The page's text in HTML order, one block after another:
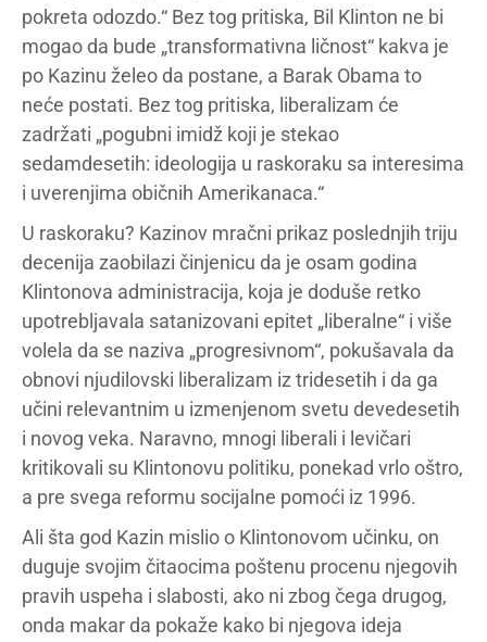
pokreta odozdo.“ Bez tog pritiska, Bil Klinton ne bi
mogao da bude „transformativna ličnost“ kakva je
po Kazinu želeo da postane, a Barak Obama to
neće postati. Bez tog pritiska, liberalizam će
zadržati „pogubni imidž koji je stekao
sedamdesetih: ideologija u raskoraku sa interesima
i uverenjima običnih Amerikanaca.“
U raskoraku? Kazinov mračni prikaz poslednjih triju
decenija zaobilazi činjenicu da je osam godina
Klintonova administracija, koja je doduše retko
upotrebljavala satanizovani epitet „liberalne“ i više
volela da se naziva „progresivnom“, pokušavala da
obnovi njudilovski liberalizam iz tridesetih i da ga
učini relevantnim u izmenjenom svetu devedesetih
i novog veka. Naravno, mnogi liberali i levičari
kritikovali su Klintonovu politiku, ponekad vrlo oštro,
a pre svega reformu socijalne pomoći iz 1996.
Ali šta god Kazin mislio o Klintonovom učinku, on
duguje svojim čitaocima poštenu procenu njegovih
pravih uspeha i slabosti, ako ni zbog čega drugog,
onda makar da pokaže kako bi njegova ideja